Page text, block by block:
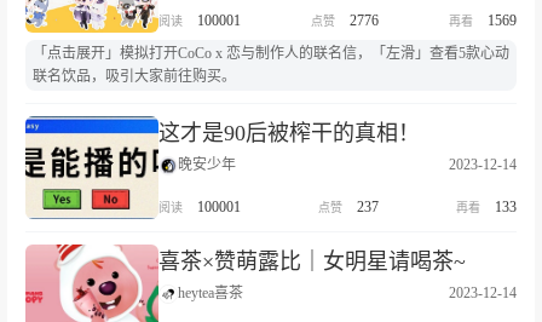
100001 2776
1569
「点击展开」模拟打开CoCo x 恋与制作人的联名信，「左滑」查看5款心动
联名饮品，吸引大家前往购买。
这才是90后被榨干的真相！
晚安少年 2023-12-14
100001 237 133
喜茶×赞萌露比｜女明星请喝茶~
heytea喜茶 2023-12-14